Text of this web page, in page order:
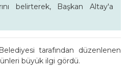
belirterek, Başkan Altay'a
tarafından düzenlenen
büyük ilgi gördü.